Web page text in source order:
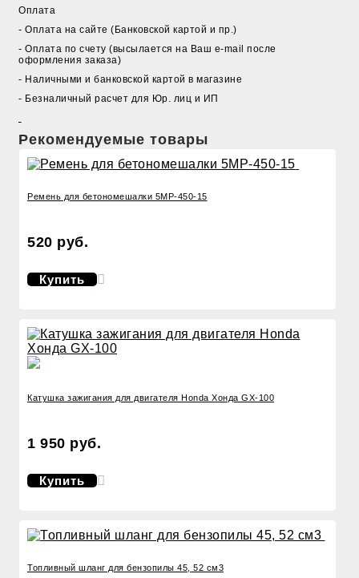
Оплата
- Оплата на сайте (Банковской картой и пр.)
- Оплата по счету (высылается на Ваш e-mail после
оформления заказа)
- Наличными и банковской картой в магазине
- Безналичный расчет для Юр. лиц и ИП
Рекомендуемые товары
Ремень для бетономешалки 5MP-450-15
520 руб.
Купить
Катушка зажигания для двигателя Honda Хонда GX-100
1 950 руб.
Купить
Топливный шланг для бензопилы 45, 52 см3